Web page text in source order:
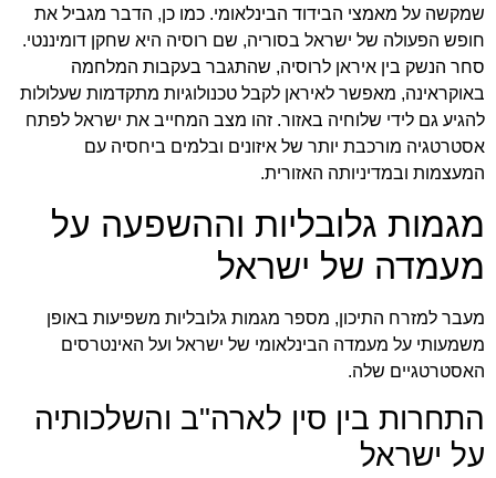
שמקשה על מאמצי הבידוד הבינלאומי. כמו כן, הדבר מגביל את
חופש הפעולה של ישראל בסוריה, שם רוסיה היא שחקן דומיננטי.
סחר הנשק בין איראן לרוסיה, שהתגבר בעקבות המלחמה
באוקראינה, מאפשר לאיראן לקבל טכנולוגיות מתקדמות שעלולות
להגיע גם לידי שלוחיה באזור. זהו מצב המחייב את ישראל לפתח
אסטרטגיה מורכבת יותר של איזונים ובלמים ביחסיה עם
המעצמות ובמדיניותה האזורית.
מגמות גלובליות וההשפעה על
מעמדה של ישראל
מעבר למזרח התיכון, מספר מגמות גלובליות משפיעות באופן
משמעותי על מעמדה הבינלאומי של ישראל ועל האינטרסים
האסטרטגיים שלה.
התחרות בין סין לארה"ב והשלכותיה
על ישראל